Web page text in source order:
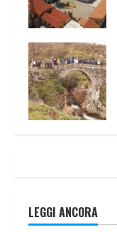
LEGGI ANCORA